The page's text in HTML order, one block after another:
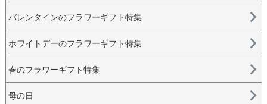
バレンタインのフラワーギフト特集
ホワイトデーのフラワーギフト特集
春のフラワーギフト特集
母の日